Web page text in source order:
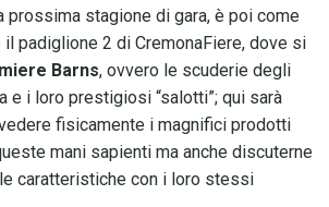
prossima stagione di gara, è poi come
padiglione 2 di CremonaFiere, dove si
Barns, ovvero le scuderie degli
e i loro prestigiosi “salotti”; qui sarà
fisicamente i magnifici prodotti
mani sapienti ma anche discuterne
caratteristiche con i loro stessi